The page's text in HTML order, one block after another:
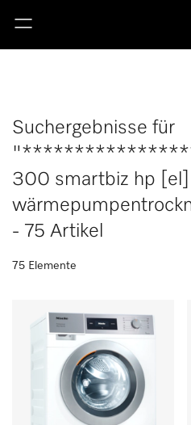
Suchergebnisse für
300 smartbiz hp [el]
- 75 Artikel
75 Elemente